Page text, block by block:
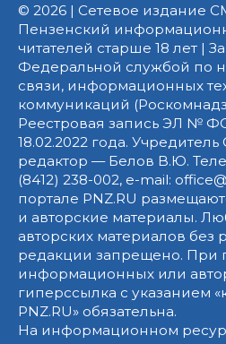
© 2026 | Сетевое издание
Пензенский
читателей старше 18 лет |
Федеральной службой по
связи, информационных
коммуникаций
Реестровая запись ЭЛ №
18.02.2022 года.
редактор — Белов В.Ю.
(8412) 238-002, e-mail:
портале PNZ.RU
и авторские материалы.
авторских материалов без
редакции запрещено. При
информационных или
гиперссылка с указанием
PNZ.RU» обязательна.
На информационном